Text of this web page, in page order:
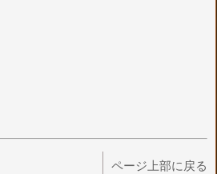
ページ上部に戻る